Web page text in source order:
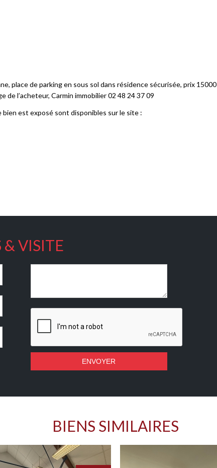
place de parking en sous sol dans résidence sécurisée, prix 15000
de l’acheteur, Carmin immobilier 02 48 24 37 09
est exposé sont disponibles sur le site :
& VISITE
BIENS SIMILAIRES